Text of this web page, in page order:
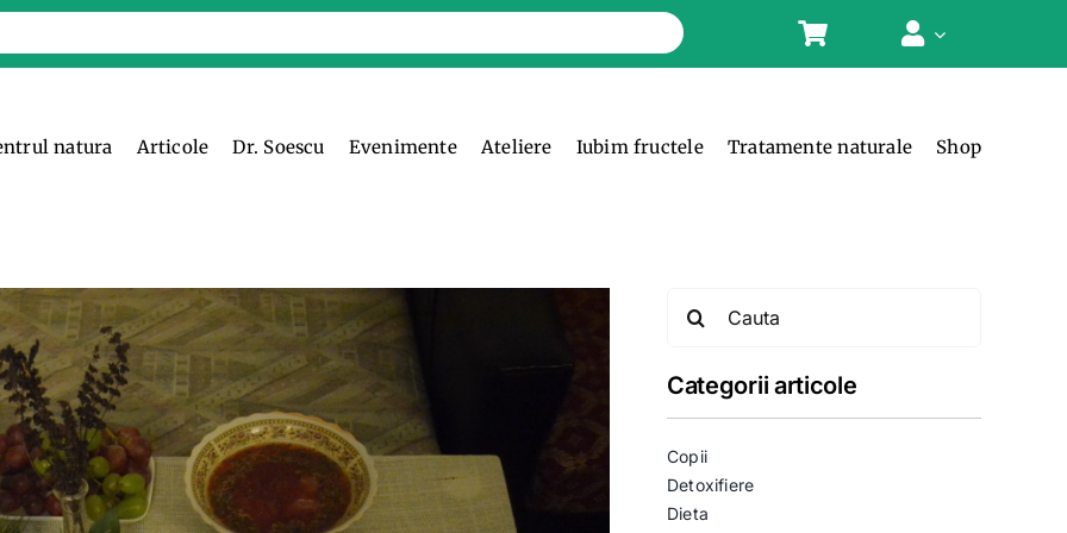
natura Articole Dr. Soescu Evenimente Ateliere Iubim fructele Tratamente naturale Shop
Categorii articole
Copii
Detoxifiere
Dieta